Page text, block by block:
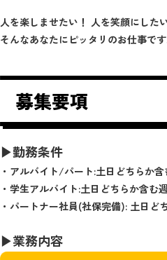
人を楽しませたい！ 人を笑顔にした
そんなあなたにピッタリのお仕事で
募集要項
▶勤務条件
・アルバイト/パート:土日どちらか
・学生アルバイト:土日どちらか含む
・パートナー社員(社保完備): 土日ど
▶業務内容